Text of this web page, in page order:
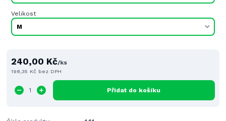
Velikost
240,00 Kč/ks
198,35 Kč bez DPH
Přidat do košíku